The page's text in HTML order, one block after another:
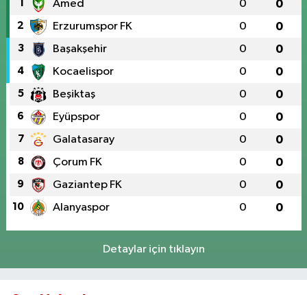
Amed 0 0
2 Erzurumspor FK 0 0
3 Başakşehir 0 0
4 Kocaelispor 0 0
5 Beşiktaş 0 0
6 Eyüpspor 0 0
7 Galatasaray 0 0
8 Çorum FK 0 0
9 Gaziantep FK 0 0
10 Alanyaspor 0 0
Detaylar için tıklayın